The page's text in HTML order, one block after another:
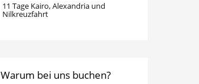
11 Tage Kairo, Alexandria und
Nilkreuzfahrt
Warum bei uns buchen?